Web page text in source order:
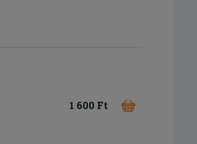
1 600 Ft